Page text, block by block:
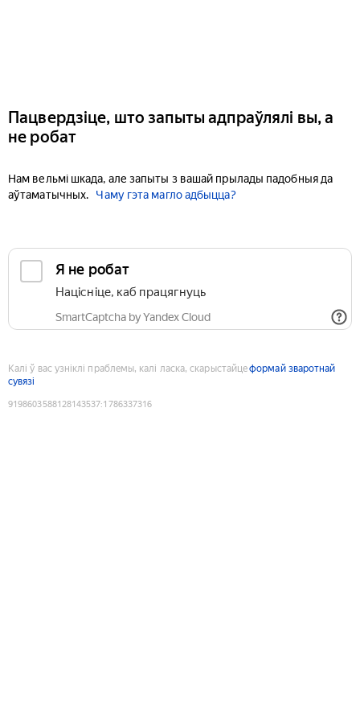
Пацвердзіце, што запыты адпраўлялі вы, а
не робат
Нам вельмі шкада, але запыты з вашай прылады падобныя да
аўтаматычных.
Чаму гэта магло адбыцца?
Я не робат
Націсніце, каб працягнуць
SmartCaptcha by Yandex Cloud
Калі ў вас узніклі праблемы, калі ласка, скарыстайцеформай зваротнай
сувязі
9198603588128143537:1786337316